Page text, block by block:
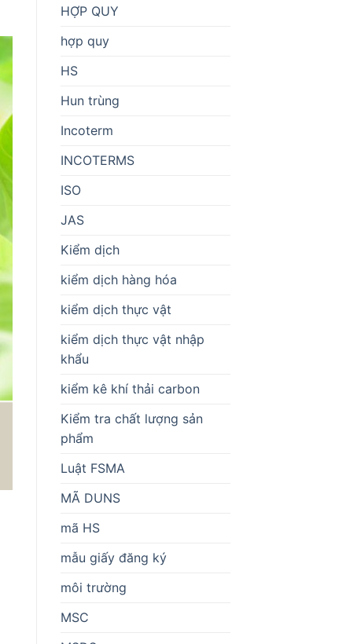
HỢP QUY
hợp quy
HS
Hun trùng
Incoterm
INCOTERMS
ISO
JAS
Kiểm dịch
kiểm dịch hàng hóa
kiểm dịch thực vật
kiểm dịch thực vật nhập
khẩu
kiểm kê khí thải carbon
Kiểm tra chất lượng sản
phẩm
Luật FSMA
MÃ DUNS
mã HS
mẫu giấy đăng ký
môi trường
MSC